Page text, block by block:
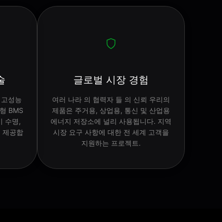
성능
BMS
수명,
제공합
글로벌 시장 경험
여러 나라 의 협력자 들 의 신뢰 우리의
제품은 주거용, 상업용, 통신 및 산업용
에너지 저장소에 널리 사용됩니다. 지역
시장 요구 사항에 대한 전 세계 고객을
지원하는 프로젝트.